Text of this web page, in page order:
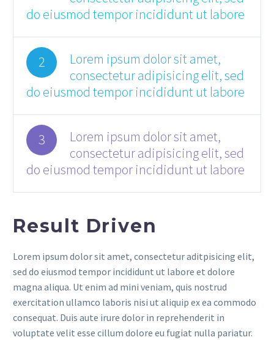
do eiusmod tempor incididunt ut labore
2
Lorem ipsum dolor sit amet,
consectetur adipisicing elit, sed
do eiusmod tempor incididunt ut labore
3
Lorem ipsum dolor sit amet,
consectetur adipisicing elit, sed
do eiusmod tempor incididunt ut labore
Result Driven
Lorem ipsum dolor sit amet, consectetur aditpisicing elit,
sed do eiusmod tempor incididunt ut labore et dolore
magna aliqua. Ut enim ad mini veniam, quis nostrud
exercitation ullamco laboris nisi ut aliquip ex ea commodo
consequat. Duis aute irure dolor in reprehenderit in
voluptate velit esse cillum dolore eu fugiat nulla pariatur.